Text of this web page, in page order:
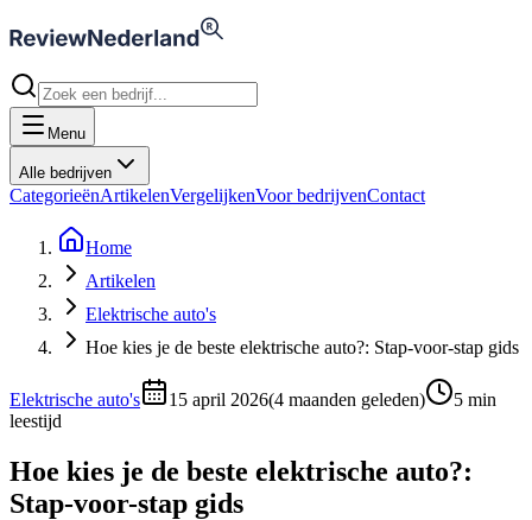
Menu
Alle bedrijven
CategorieënArtikelenVergelijkenVoor bedrijvenContact
Home
Artikelen
Elektrische auto's
Hoe kies je de beste elektrische auto?: Stap-voor-stap gids
Elektrische auto's 15 april 2026(4 maanden geleden) 5 min
leestijd
Hoe kies je de beste elektrische auto?:
Stap-voor-stap gids